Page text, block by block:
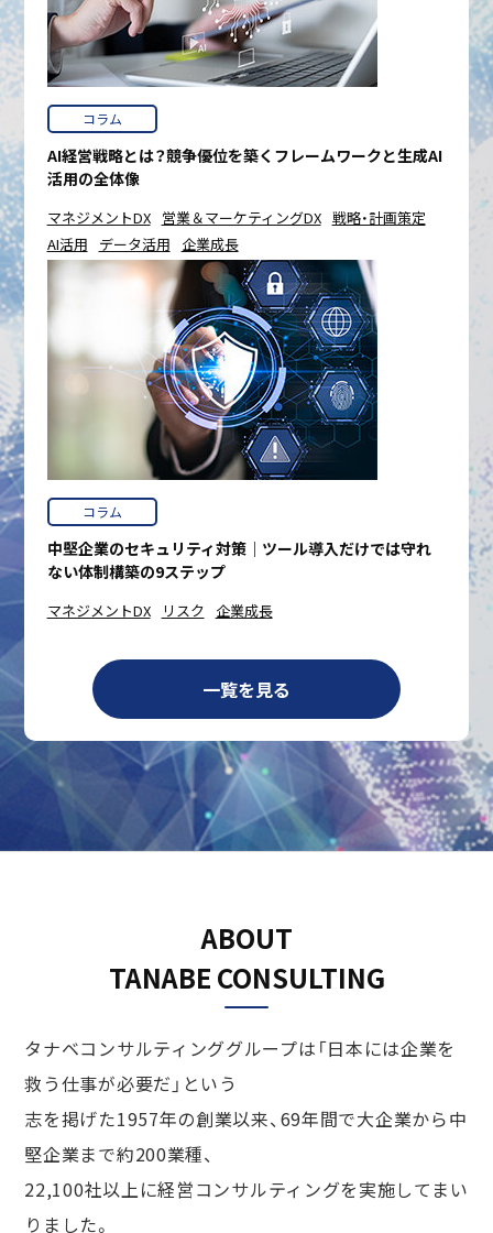
コラム
AI経営戦略とは？競争優位を築くフレームワークと生成AI
活用の全体像
マネジメントDX 営業＆マーケティングDX 戦略・計画策定
AI活用
データ活用 企業成長
コラム
中堅企業のセキュリティ対策｜ツール導入だけでは守れ
ない体制構築の9ステップ
マネジメントDX リスク 企業成長
一覧を見る
ABOUT
TANABE CONSULTING
タナベコンサルティンググループは「日本には企業を
救う仕事が必要だ」という
志を掲げた1957年の創業以来、 69年間で大企業から中
堅企業まで約200業種、
22,100社以上に経営コンサルティングを実施してまい
りました。